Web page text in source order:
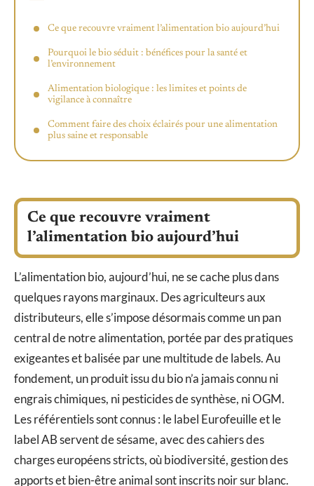
Ce que recouvre vraiment l’alimentation bio aujourd’hui
Pourquoi le bio séduit : bénéfices pour la santé et
l’environnement
Alimentation biologique : les limites et points de
vigilance à connaître
Comment faire des choix éclairés pour une alimentation
plus saine et responsable
Ce que recouvre vraiment
l’alimentation bio aujourd’hui
L’alimentation bio, aujourd’hui, ne se cache plus dans
quelques rayons marginaux. Des agriculteurs aux
distributeurs, elle s’impose désormais comme un pan
central de notre alimentation, portée par des pratiques
exigeantes et balisée par une multitude de labels. Au
fondement, un produit issu du bio n’a jamais connu ni
engrais chimiques, ni pesticides de synthèse, ni OGM.
Les référentiels sont connus : le label Eurofeuille et le
label AB servent de sésame, avec des cahiers des
charges européens stricts, où biodiversité, gestion des
apports et bien-être animal sont inscrits noir sur blanc.